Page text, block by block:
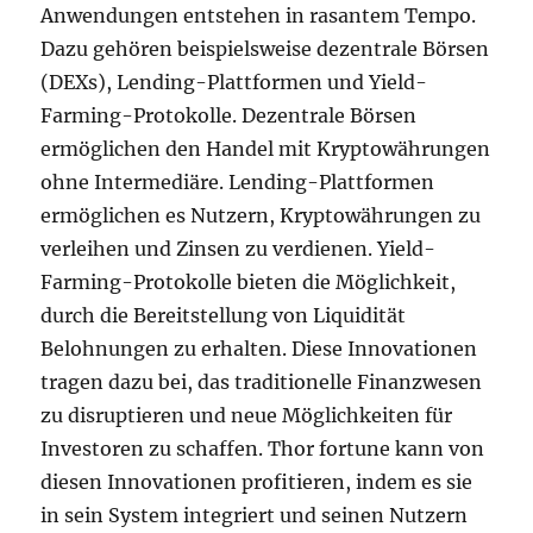
Anwendungen entstehen in rasantem Tempo.
Dazu gehören beispielsweise dezentrale Börsen
(DEXs), Lending-Plattformen und Yield-
Farming-Protokolle. Dezentrale Börsen
ermöglichen den Handel mit Kryptowährungen
ohne Intermediäre. Lending-Plattformen
ermöglichen es Nutzern, Kryptowährungen zu
verleihen und Zinsen zu verdienen. Yield-
Farming-Protokolle bieten die Möglichkeit,
durch die Bereitstellung von Liquidität
Belohnungen zu erhalten. Diese Innovationen
tragen dazu bei, das traditionelle Finanzwesen
zu disruptieren und neue Möglichkeiten für
Investoren zu schaffen. Thor fortune kann von
diesen Innovationen profitieren, indem es sie
in sein System integriert und seinen Nutzern